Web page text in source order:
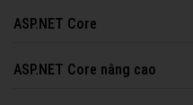
ASP.NET Core
ASP.NET Core nâng cao